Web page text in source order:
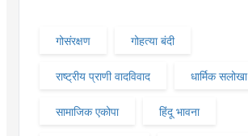
गोसंरक्षण गोहत्या बंदी
राष्ट्रीय प्राणी वादविवाद धार्मिक सलोखा
सामाजिक एकोपा हिंदू भावना